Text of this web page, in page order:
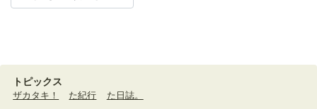
トピックス
ザカタキ！ た紀行 た日誌。